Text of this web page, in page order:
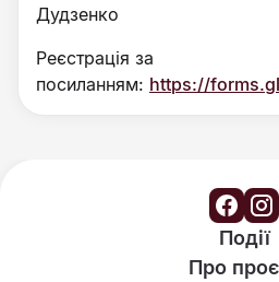
Дудзенко
Реєстрація за
посиланням: https://
Події
Про